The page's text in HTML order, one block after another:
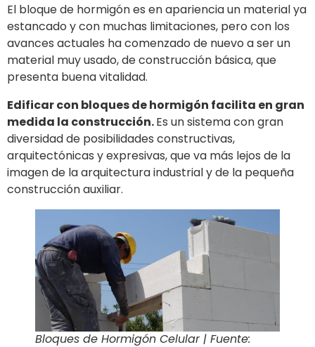
El bloque de hormigón es en apariencia un material ya
estancado y con muchas limitaciones, pero con los
avances actuales ha comenzado de nuevo a ser un
material muy usado, de construcción básica, que
presenta buena vitalidad.
Edificar con bloques de hormigón facilita en gran
medida la construcción.Es un sistema con gran
diversidad de posibilidades constructivas,
arquitectónicas y expresivas, que va más lejos de la
imagen de la arquitectura industrial y de la pequeña
construcción auxiliar.
Bloques de Hormigón Celular | Fuente: